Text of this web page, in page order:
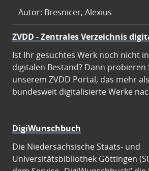
Autor: Bresnicer, Alexius
ZVDD - Zentrales Verzeichnis
Ist Ihr gesuchtes Werk noch nicht
digitalen Bestand? Dann probieren
unserem ZVDD Portal, das mehr
bundesweit digitalisierte Werke
DigiWunschbuch
Die Niedersächsische Staats- und
Universitätsbibliothek Göttingen